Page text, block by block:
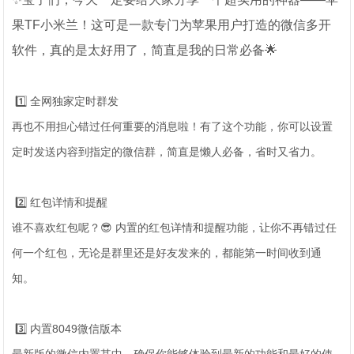
果TF小米兰！这可是一款专门为苹果用户打造的微信多开
软件，真的是太好用了，简直是我的日常必备🌟
1️⃣ 全网独家定时群发
再也不用担心错过任何重要的消息啦！有了这个功能，你可以设置
定时发送内容到指定的微信群，简直是懒人必备，省时又省力。
2️⃣ 红包详情和提醒
谁不喜欢红包呢？😎 内置的红包详情和提醒功能，让你不再错过任
何一个红包，无论是群里还是好友发来的，都能第一时间收到通
知。
3️⃣ 内置8049微信版本